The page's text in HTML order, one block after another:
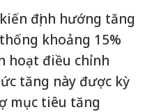
định hướng tăng
khoảng 15%
hoạt điều chỉnh
tăng này được kỳ
mục tiêu tăng